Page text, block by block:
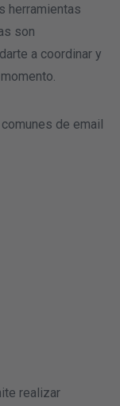
herramientas
son
a coordinar y
de email
realizar